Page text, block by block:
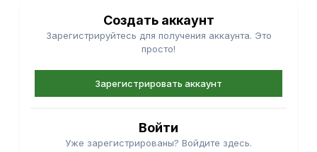
Создать аккаунт
Зарегистрируйтесь для получения аккаунта. Это
просто!
Зарегистрировать аккаунт
Войти
Уже зарегистрированы? Войдите здесь.